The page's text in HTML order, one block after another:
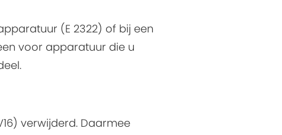
(E 2322) of bij een
voor apparatuur die u
verwijderd. Daarmee